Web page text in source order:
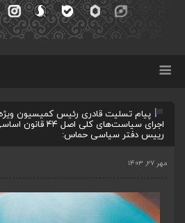
پیام تسلیت قادری رئیس کمیسیون ویژه
اجرای سیاست‌های
رییس دفتر سیاسی حماس:
مهر ۲۷, ۱۴۰۳